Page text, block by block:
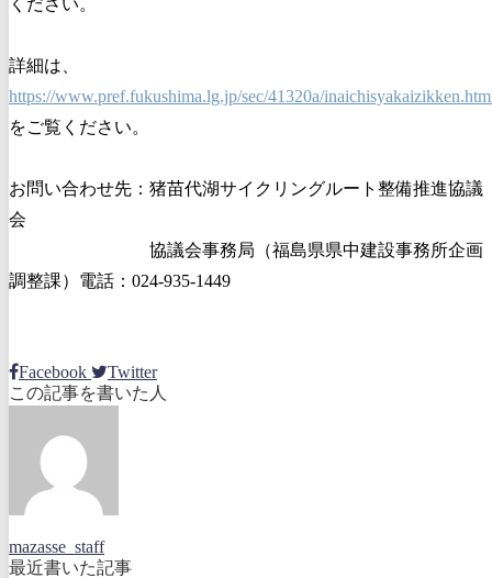
詳細は、
https://www.pref.fukushima.lg.jp/sec/41320a/
をご覧ください。
お問い合わせ先：猪苗代湖サイクリングルート整備推進協議
会
協議会事務局（福島県県中建設事務所企画
調整課）電話：024-935-1449
Facebook
Twitter
この記事を書いた人
mazasse_staff
最近書いた記事